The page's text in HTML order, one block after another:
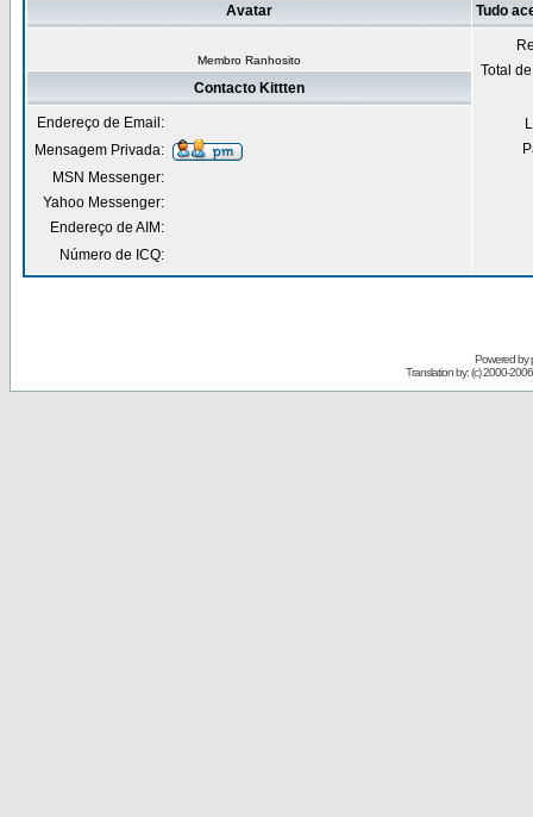
Avatar Tudo
Membro Ranhosito
Total
Contacto Kittten
Endereço de Email:
Mensagem Privada:
MSN Messenger:
Yahoo Messenger:
Endereço de AIM:
Número de ICQ:
Powered by
Translation by: (c) 2000-